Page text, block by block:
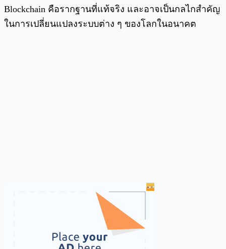
Blockchain คือรากฐานที่แท้จริง และอาจเป็นกลไกสำคัญ
ในการเปลี่ยนแปลงระบบต่าง ๆ ของโลกในอนาคต